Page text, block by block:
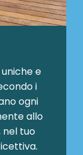
e
i
ogni
allo
nel tuo